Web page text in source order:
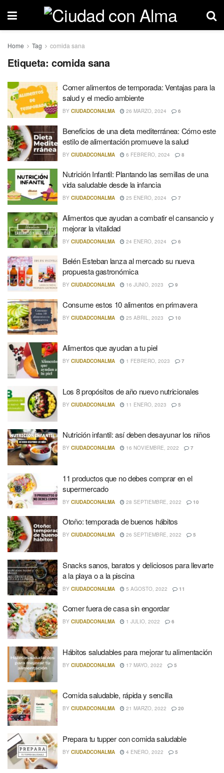
Home Tag comida sana
Etiqueta: comida sana
Comer alimentos de temporada: Ventajas para la
salud y el medio ambiente
BY CIUDADCONALMA 26 MARZO, 2024 6
Beneficios de una dieta mediterránea: Cómo este
estilo de alimentación promueve la salud
BY CIUDADCONALMA 6 FEBRERO, 2024 8
Nutrición Infantil: Plantando las semillas de una
vida saludable desde la infancia
BY CIUDADCONALMA 25 ENERO, 2024 7
Alimentos que ayudan a combatir el cansancio y
mejorar la vitalidad
BY CIUDADCONALMA 24 ENERO, 2024 6
Belén Esteban lanza al mercado su nueva
propuesta gastronómica
BY CIUDADCONALMA 16 JUNIO, 2023 9
Consume estos 10 alimentos en primavera
BY CIUDADCONALMA 25 ABRIL, 2023 10
Alimentos que ayudan a tu piel
BY CIUDADCONALMA 1 FEBRERO, 2023 7
Los 8 propósitos de año nuevo nutricionales
BY CIUDADCONALMA 11 ENERO, 2023 5
Nutrición infantil: así deben desayunar los niños
BY CIUDADCONALMA 16 NOVIEMBRE, 2022 7
11 productos que no debes comprar en el
supermercado
BY CIUDADCONALMA 28 SEPTIEMBRE, 2022 10
Otoño: temporada de buenos hábitos
BY CIUDADCONALMA 26 SEPTIEMBRE, 2022 5
Snacks sanos, baratos y deliciosos para llevarte
a la playa o a la piscina
BY CIUDADCONALMA 5 AGOSTO, 2022 11
Comer fuera de casa sin engordar
BY CIUDADCONALMA 1 JULIO, 2022 6
Hábitos saludables para mejorar tu alimentación
BY CIUDADCONALMA 17 MAYO, 2022 5
Comida saludable, rápida y sencilla
BY CIUDADCONALMA 21 MARZO, 2022 20
Prepara tu tupper con comida saludable
BY CIUDADCONALMA 4 ENERO, 2022 5